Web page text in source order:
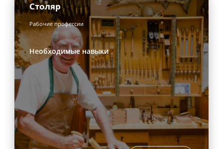
Столяр
Рабочие профессии
Необходимые навыки